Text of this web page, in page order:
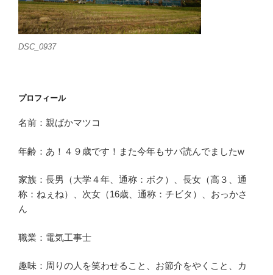
DSC_0937
プロフィール
名前：親ばかマツコ
年齢：あ！４９歳です！また今年もサバ読んでましたw
家族：長男（大学４年、通称：ボク）、長女（高３、通
称：ねぇね）、次女（16歳、通称：チビタ）、おっかさ
ん
職業：電気工事士
趣味：周りの人を笑わせること、お節介をやくこと、カ